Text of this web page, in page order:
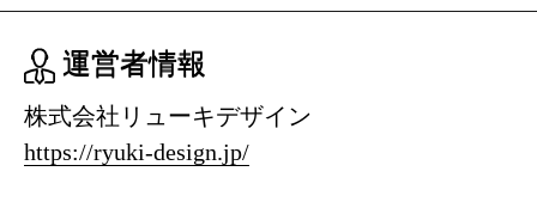
おもちゃ
運営者情報
株式会社リューキデザイン
https://ryuki-design.jp/